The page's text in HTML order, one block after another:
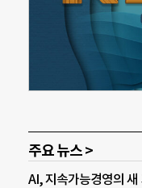
주요 뉴스 >
AI, 지속가능경영의